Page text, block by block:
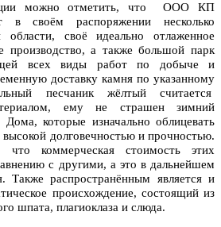
можно отметить, что ООО КП
в своём распоряжении несколько
области, своё идеально отлаженное
производство, а также большой парк
всех виды работ по добыче и
доставку камня по указанному
песчаник жёлтый считается
ему не страшен зимний
которые изначально облицевать
долговечностью и прочностью.
коммерческая стоимость этих
с другими, а это в дальнейшем
Также распространённым является и
происхождение, состоящий из
шпата, плагиоклаза и слюда.